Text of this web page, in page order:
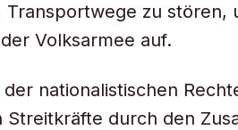
zu stören,
Volksarmee auf.
nationalistischen
Streitkräfte durch den